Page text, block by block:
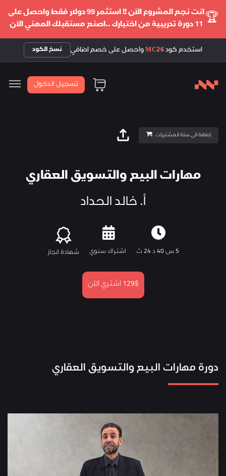
🏆
انت نجم المشروع الآن !! استثمر 99 دولار فقط واحصل على
11 دورة تدريبية من اختيارك ..اصنع مستقبلك المهني الآن
استخدم كود MC26 واحصل على خصم اضافي نسخ الكود
تسجيل الدخول
إضافة الى سلة المشتريات
مهارات البيع والتسويق العقاري
أ. خالد الحداد
5 س 40 د 24 ث اشتراك سنوي شهادة انجاز
129$ اشتري الآن
دورة مهارات البيع والتسويق العقاري